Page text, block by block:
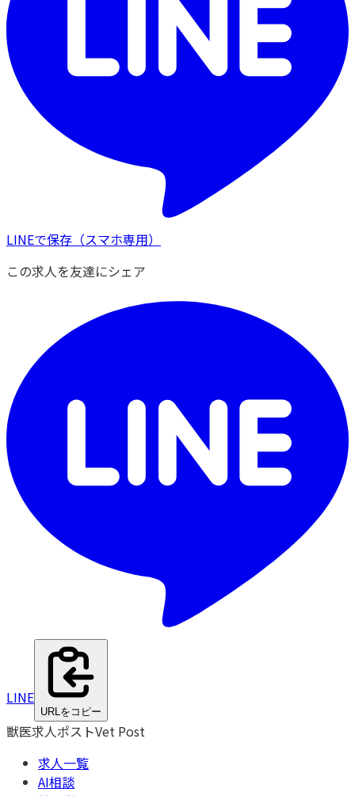
LINEで保存 （スマホ専用）
この求人を友達にシェア
LINE
URLをコピー
獣医求人ポストVet Post
求人一覧
AI相談